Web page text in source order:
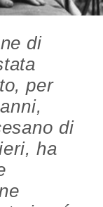
di
per
di
ha